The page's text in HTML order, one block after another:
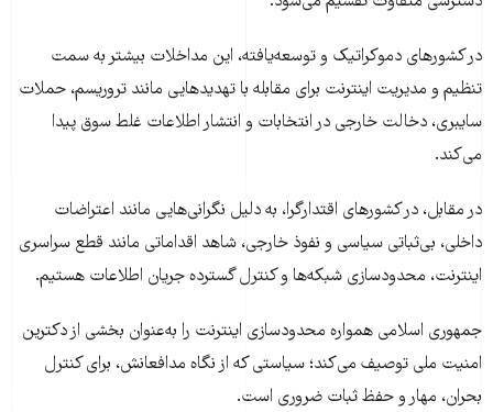
در کشورهای دموکراتیک و توسعه‌یافته، این مداخلات بیشتر به سمت
تنظیم و مدیریت اینترنت برای مقابله با تهدیدهایی مانند تروریسم، حملات
سایبری، دخالت خارجی در انتخابات و انتشار اطلاعات غلط سوق پیدا
می‌کند.
در مقابل، در کشورهای اقتدارگرا، به دلیل نگرانی‌هایی مانند اعتراضات
داخلی، بی‌ثباتی سیاسی و نفوذ خارجی، شاهد اقداماتی مانند قطع سراسری
اینترنت، محدودسازی شبکه‌ها و کنترل گسترده جریان اطلاعات هستیم.
جمهوری اسلامی همواره محدودسازی اینترنت را به‌عنوان بخشی از دکترین
امنیت ملی توصیف می‌کند؛ سیاستی که از نگاه مدافعانش، برای کنترل
بحران، مهار و حفظ ثبات ضروری است.